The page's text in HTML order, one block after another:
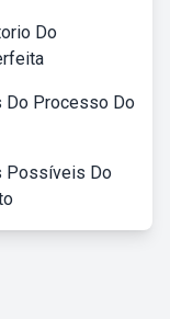
Do
Do Processo Do
Possíveis Do